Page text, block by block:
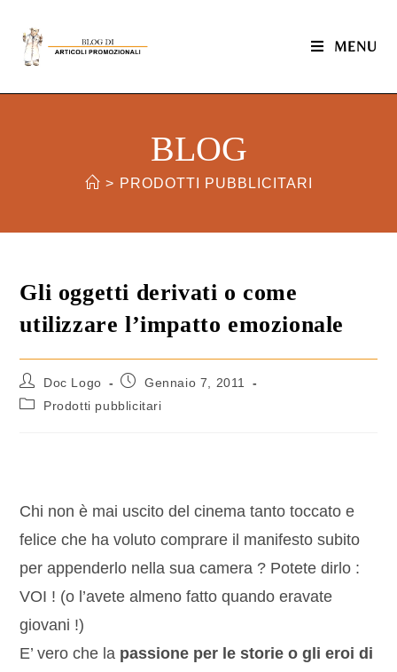
MENU
BLOG
> PRODOTTI PUBBLICITARI
Gli oggetti derivati o come
utilizzare l’impatto emozionale
Doc Logo
Gennaio 7, 2011
Prodotti pubblicitari
Chi non è mai uscito del cinema tanto toccato e
felice che ha voluto comprare il manifesto subito
per appenderlo nella sua camera ? Potete dirlo :
VOI ! (o l’avete almeno fatto quando eravate
giovani !)
E’ vero che la passione per le storie o gli eroi di